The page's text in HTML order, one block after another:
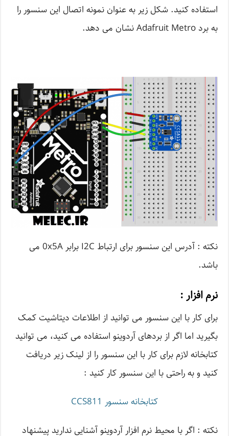
استفاده کنید. شکل زیر به عنوان نمونه اتصال این سنسور را
به برد Adafruit Metro نشان می دهد.
نکته : آدرس این سنسور برای ارتباط I2C برابر 0x5A می
باشد.
نرم افزار :
برای کار با این سنسور می توانید از اطلاعات دیتاشیت کمک
بگیرید اما اگر از بردهای آردوینو استفاده می کنید، می توانید
کتابخانه لازم برای کار با این سنسور را از لینک زیر دریافت
کنید و به راحتی با این سنسور کار کنید :
کتابخانه سنسور CCS811
نکته : اگر با محیط نرم افزار آردوینو آشنایی ندارید پیشنهاد